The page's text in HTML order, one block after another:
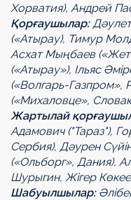
Хорватия), Андрей
Қорғаушылар:
(«Атырау), Тимур
Асхат Мыңбаев
(«Атырау»), Ільяс
(«Волгарь-Газпром»,
(«Михаловце»,
Жартылай
Адамович ("Тараз"),
Сербия), Дәурен
(«Ольборг», Дания),
Шурыгин, Жігер
Шабуылшылар: